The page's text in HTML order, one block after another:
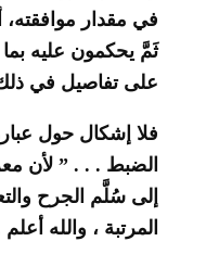
في مقدار موافقته،
ثَمَّ يحكمون عليه
على تفاصيل في
فلا إشكال حول
الضبط . . . ” لأن
إلى سُلَّم الجرح
المرتبة ، والله أعلم